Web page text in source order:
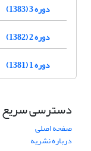
دوره 3 (1383)
دوره 2 (1382)
دوره 1 (1381)
دسترسی سریع
صفحه اصلی
درباره نشریه